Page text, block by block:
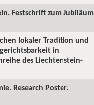
Festschrift zum Jubiläum
lokaler Tradition und
in
des Liechtenstein-
Research Poster.